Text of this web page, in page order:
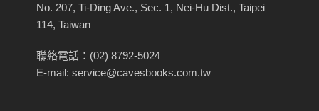
No. 207, Ti-Ding Ave., Sec. 1, Nei-Hu Dist., Taipei
114, Taiwan
聯絡電話：(02) 8792-5024
E-mail: service@cavesbooks.com.tw